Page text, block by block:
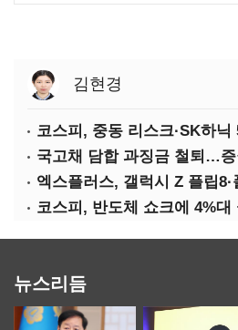
김현경
코스피, 중동 리스크·SK하
뉴스리듬